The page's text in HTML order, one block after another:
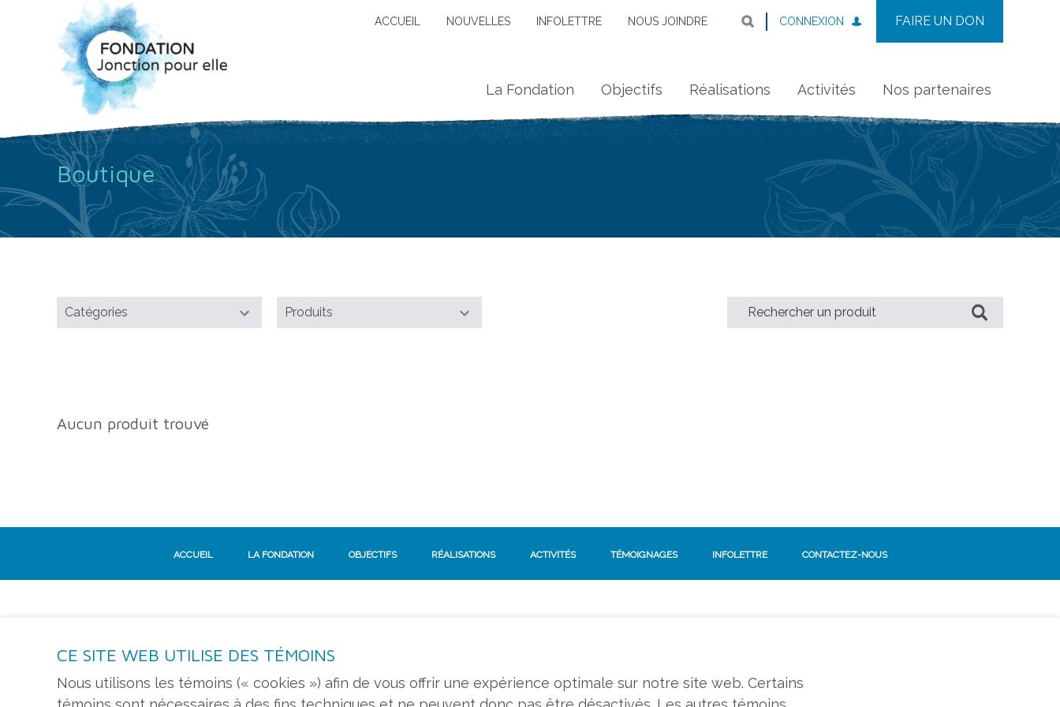
ACCUEIL NOUVELLES INFOLETTRE NOUS JOINDRE CONNEXION FAIRE UN DON
La Fondation Objectifs Réalisations Activités Nos partenaires
Boutique
Aucun produit trouvé
ACCUEIL LA FONDATION OBJECTIFS RÉALISATIONS ACTIVITÉS TÉMOIGNAGES INFOLETTRE CONTACTEZ-NOUS
S'ABONNER À L'INFOLETTRE
CE SITE WEB UTILISE DES TÉMOINS
Nous utilisons les témoins (« cookies ») afin de vous offrir une expérience optimale sur notre site web. Certains